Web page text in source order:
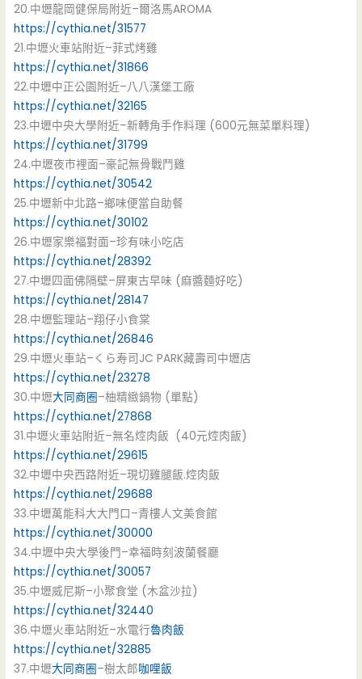
20.中壢龍岡健保局附近–爾洛馬AROMA
https://cythia.net/31577
21.中壢火車站附近–菲式烤雞
https://cythia.net/31866
22.中壢中正公園附近–八八漢堡工廠
https://cythia.net/32165
23.中壢中央大學附近–新轉角手作料理 (600元無菜單料理)
https://cythia.net/31799
24.中壢夜市裡面–豪記無骨戰鬥雞
https://cythia.net/30542
25.中壢新中北路–鄉味便當自助餐
https://cythia.net/30102
26.中壢家樂福對面–珍有味小吃店
https://cythia.net/28392
27.中壢四面佛隔壁–屏東古早味 (麻醬麵好吃)
https://cythia.net/28147
28.中壢監理站–翔仔小食棠
https://cythia.net/26846
29.中壢火車站–くら寿司JC PARK藏壽司中壢店
https://cythia.net/23278
30.中壢大同商圈–柚精緻鍋物 (單點)
https://cythia.net/27868
31.中壢火車站附近–無名焢肉飯 (40元焢肉飯)
https://cythia.net/29615
32.中壢中央西路附近–現切雞腿飯.焢肉飯
https://cythia.net/29688
33.中壢萬能科大大門口–青樓人文美食館
https://cythia.net/30000
34.中壢中央大學後門–幸福時刻波蘭餐廳
https://cythia.net/30057
35.中壢威尼斯–小聚食堂 (木盆沙拉)
https://cythia.net/32440
36.中壢火車站附近–水電行魯肉飯
https://cythia.net/32885
37.中壢大同商圈–樹太郎咖哩飯